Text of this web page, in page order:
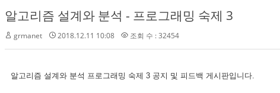
알고리즘 설계와 분석 - 프로그래밍 숙제 3
grmanet 2018.12.11 10:08 조회 수 : 32454
알고리즘 설계와 분석 프로그래밍 숙제 3 공지 및 피드백 게시판입니다.